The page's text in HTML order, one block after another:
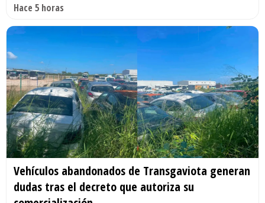
Hace 5 horas
Vehículos abandonados de Transgaviota generan
dudas tras el decreto que autoriza su